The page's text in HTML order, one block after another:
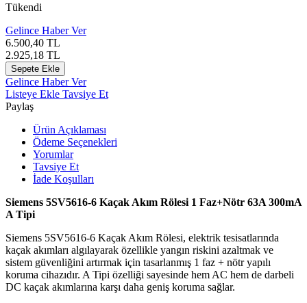
Tükendi
Gelince Haber Ver
6.500,40 TL
2.925,18 TL
Sepete Ekle
Gelince Haber Ver
Listeye Ekle Tavsiye Et
Paylaş
Ürün Açıklaması
Ödeme Seçenekleri
Yorumlar
Tavsiye Et
İade Koşulları
Siemens 5SV5616-6 Kaçak Akım Rölesi 1 Faz+Nötr 63A 300mA
A Tipi
Siemens 5SV5616-6 Kaçak Akım Rölesi, elektrik tesisatlarında
kaçak akımları algılayarak özellikle yangın riskini azaltmak ve
sistem güvenliğini artırmak için tasarlanmış 1 faz + nötr yapılı
koruma cihazıdır. A Tipi özelliği sayesinde hem AC hem de darbeli
DC kaçak akımlarına karşı daha geniş koruma sağlar.